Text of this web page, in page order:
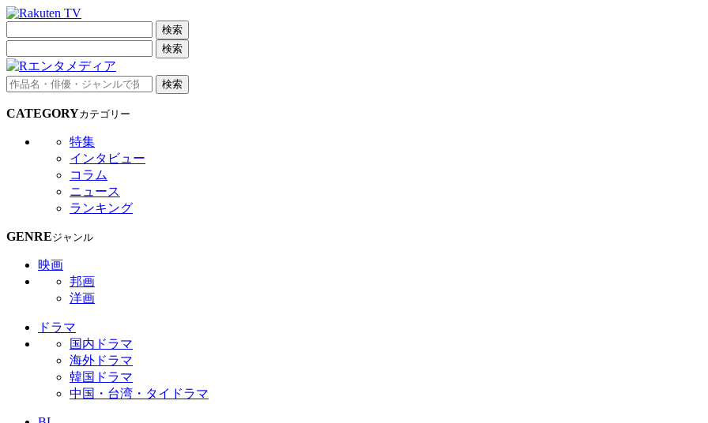
検索
検索
検索
CATEGORYカテゴリー
特集
インタビュー
コラム
ニュース
ランキング
GENREジャンル
映画
邦画
洋画
ドラマ
国内ドラマ
海外ドラマ
韓国ドラマ
中国・台湾・タイドラマ